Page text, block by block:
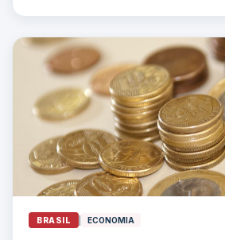
BRASIL ECONOMIA